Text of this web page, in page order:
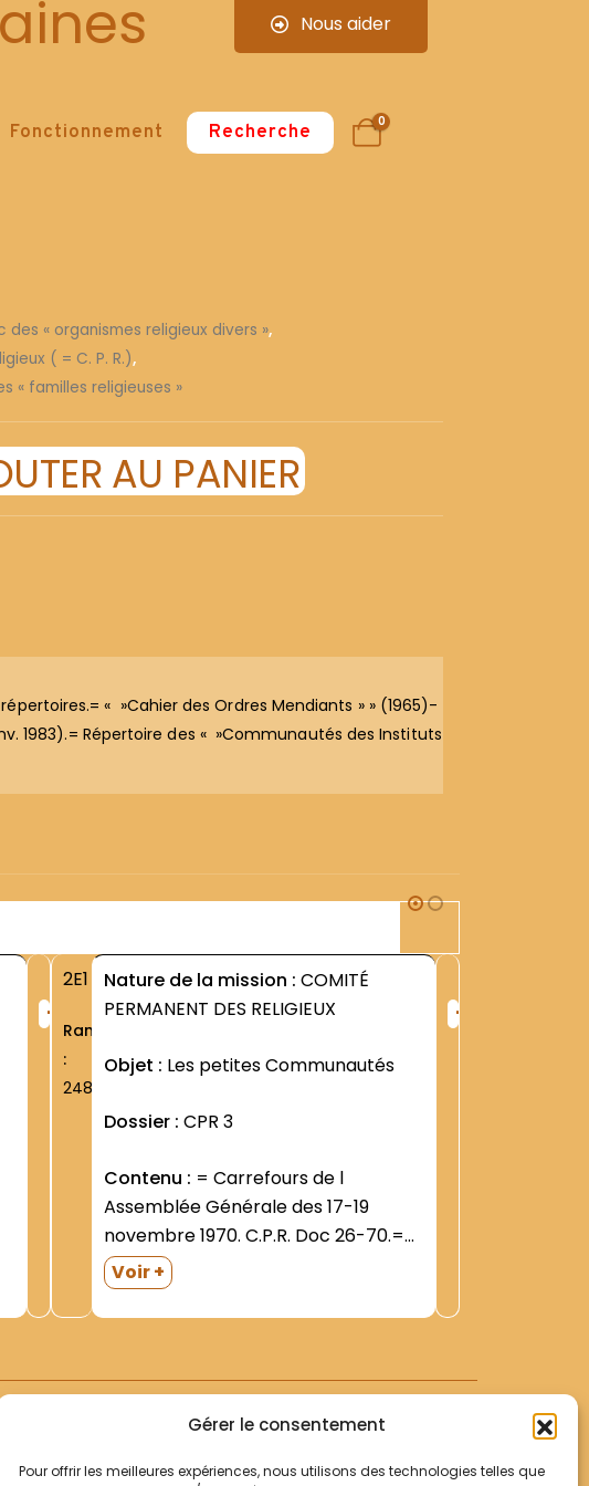
Gérer le consentement
Pour offrir les meilleures expériences, nous utilisons des technologies telles que
Nous aider
Fonctionnement Recherche 0
des « organismes religieux divers »,
( = C. P. R.),
« familles religieuses »
AU PANIER
« »Cahier des Ordres Mendiants » » (1965)-
1983).= Répertoire des « »Communautés des Instituts
+
2E1
Rang
:
2481
Nature de la mission : COMITÉ
PERMANENT DES RELIGIEUX
Objet : Les petites Communautés
Dossier : CPR 3
Contenu :
Assemblée Générale des 17-19
novembre 1970. C.P.R. Doc 26-70.=
Petites communautés. Quelques
réflexions sociologiques- par frère
Jean-Vianney DELALANDE- ofm . ""
1971= Petites communautés "".
théologique- par...
Voir +
+